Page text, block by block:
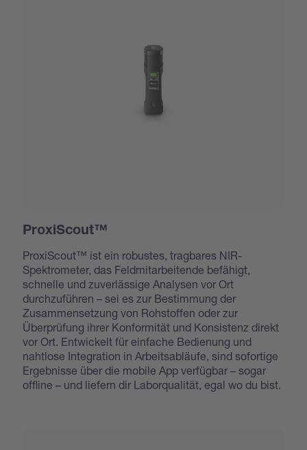
ProxiScout™
ProxiScout™ ist ein robustes, tragbares NIR-
Spektrometer, das Feldmitarbeitende befähigt,
schnelle und zuverlässige Analysen vor Ort
durchzuführen – sei es zur Bestimmung der
Zusammensetzung von Rohstoffen oder zur
Überprüfung ihrer Konformität und Konsistenz direkt
vor Ort. Entwickelt für einfache Bedienung und
nahtlose Integration in Arbeitsabläufe, sind sofortige
Ergebnisse über die mobile App verfügbar – sogar
offline – und liefern dir Laborqualität, egal wo du bist.